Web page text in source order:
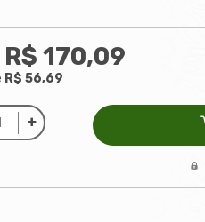
R$ 170,09
R$ 56,69